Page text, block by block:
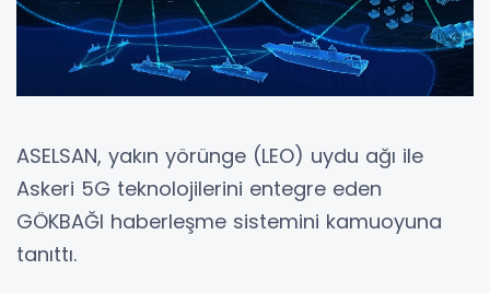
ASELSAN, yakın yörünge (LEO) uydu ağı ile
Askeri 5G teknolojilerini entegre eden
GÖKBAĞI haberleşme sistemini kamuoyuna
tanıttı.